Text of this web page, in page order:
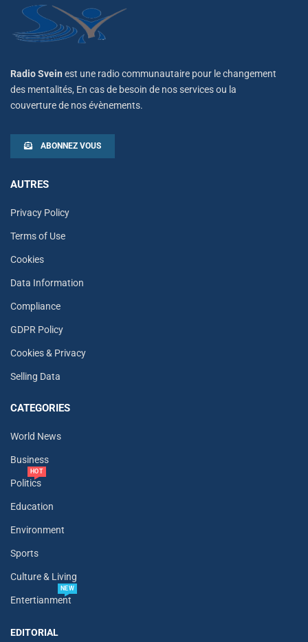
Radio Svein est une radio communautaire pour le changement
des mentalités, En cas de besoin de nos services ou la
couverture de nos évènements.
ABONNEZ VOUS
AUTRES
Privacy Policy
Terms of Use
Cookies
Data Information
Compliance
GDPR Policy
Cookies & Privacy
Selling Data
CATEGORIES
World News
Business
Politics
HOT
Education
Environment
Sports
Culture & Living
Entertianment
NEW
EDITORIAL